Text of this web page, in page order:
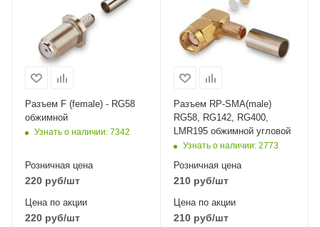
Разъем F (female) - RG58
обжимной
Узнать о наличии: 7342
Розничная цена
220 руб/шт
Цена по акции
220 руб/шт
Разъем RP-SMA(male)
RG58, RG142, RG400,
LMR195 обжимной угловой
Узнать о наличии: 2773
Розничная цена
210руб/шт
Цена по акции
210руб/шт